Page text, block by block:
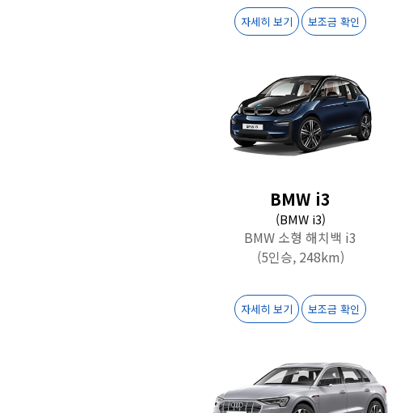
자세히 보기 보조금 확인
BMW i3
(BMW i3)
BMW 소형 해치백 i3
(5인승, 248km)
자세히 보기 보조금 확인